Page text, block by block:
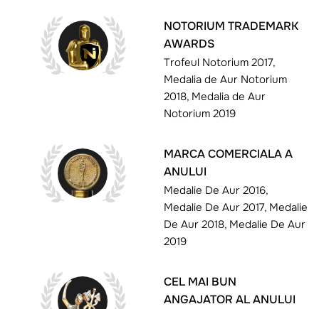
NOTORIUM TRADEMARK
AWARDS
Trofeul Notorium 2017,
Medalia de Aur Notorium
2018, Medalia de Aur
Notorium 2019
MARCA COMERCIALA A
ANULUI
Medalie De Aur 2016,
Medalie De Aur 2017, Medalie
De Aur 2018, Medalie De Aur
2019
CEL MAI BUN
ANGAJATOR AL ANULUI